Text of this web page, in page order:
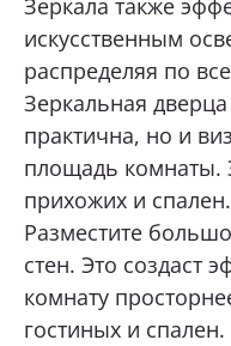
Зеркала также
искусственным
распределяя по
Зеркальная
практична, но и
площадь комнаты.
прихожих и спален.
Разместите
стен. Это создаст
комнату
гостиных и